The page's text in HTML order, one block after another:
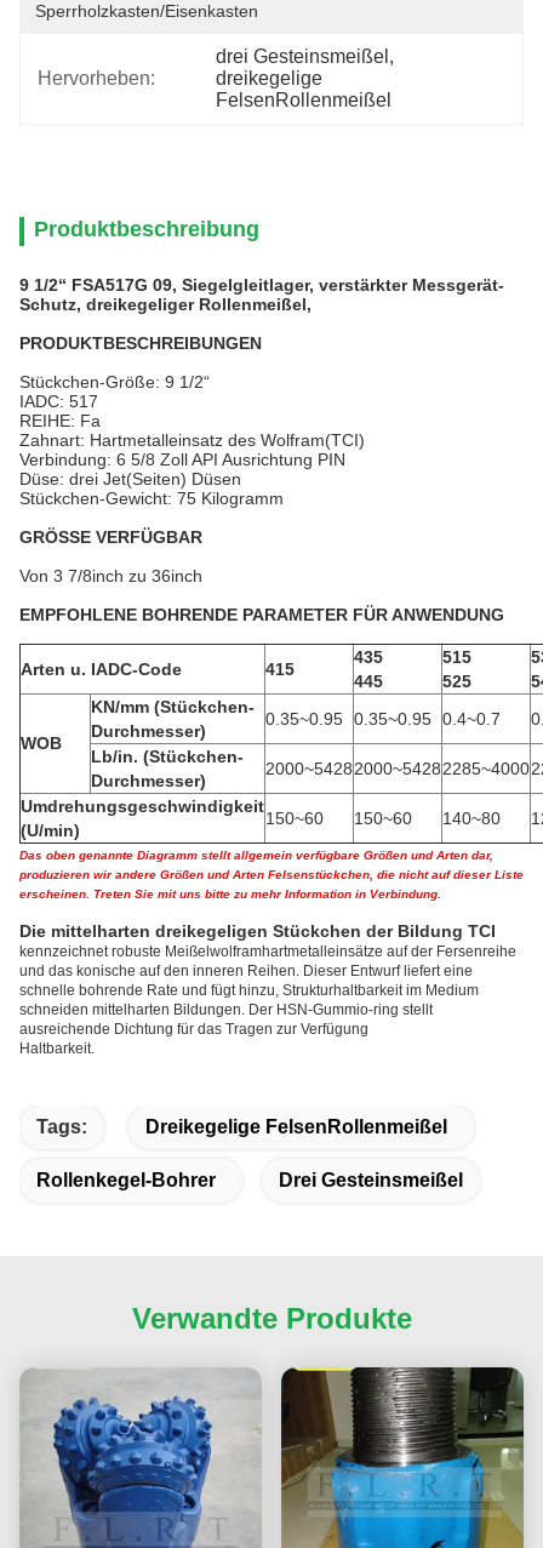
Sperrholzkasten/Eisenkasten
Hervorheben:
drei Gesteinsmeißel ,
dreikegelige
FelsenRollenmeißel
Produktbeschreibung
9 1/2“ FSA517G 09, Siegelgleitlager, verstärkter Messgerät-
Schutz, dreikegeliger Rollenmeißel,
PRODUKTBESCHREIBUNGEN
Stückchen-Größe: 9 1/2“
IADC: 517
REIHE: Fa
Zahnart: Hartmetalleinsatz des Wolfram(TCI)
Verbindung: 6 5/8 Zoll API Ausrichtung PIN
Düse: drei Jet(Seiten) Düsen
Stückchen-Gewicht: 75 Kilogramm
GRÖSSE VERFÜGBAR
Von 3 7/8inch zu 36inch
EMPFOHLENE BOHRENDE PARAMETER FÜR ANWENDUNG
Arten u. IADC-Code 415
435
445
515
525
WOB
KN/mm (Stückchen-
Durchmesser)
0.35~0.95 0.35~0.95 0.4~0.7
Lb/in. (Stückchen-
Durchmesser)
2000~54282000~54282285~4000
Umdrehungsgeschwindigkeit
(U/min)
150~60 150~60 140~80
Das oben genannte Diagramm stellt allgemein verfügbare Größen und Arten dar,
produzieren wir andere Größen und Arten Felsenstückchen, die nicht auf dieser Liste
erscheinen. Treten Sie mit uns bitte zu mehr Information in Verbindung.
Die mittelharten dreikegeligen Stückchen der Bildung TCI
kennzeichnet robuste Meißelwolframhartmetalleinsätze auf der Fersenreihe
und das konische auf den inneren Reihen. Dieser Entwurf liefert eine
schnelle bohrende Rate und fügt hinzu, Strukturhaltbarkeit im Medium
schneiden mittelharten Bildungen. Der HSN-Gummio-ring stellt
ausreichende Dichtung für das Tragen zur Verfügung
Haltbarkeit.
Tags: Dreikegelige FelsenRollenmeißel
Rollenkegel-Bohrer Drei Gesteinsmeißel
Verwandte Produkte